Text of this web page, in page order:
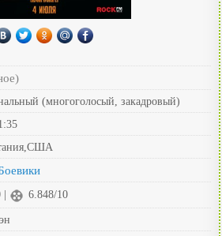
(многоголосый, закадровый)
6.848/10